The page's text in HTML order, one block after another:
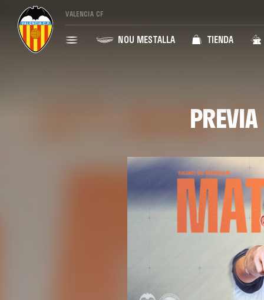
VALENCIA CF
NOU MESTALLA TIENDA